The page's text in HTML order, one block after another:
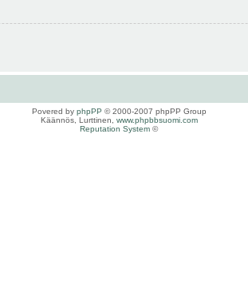
Povered by phpPP © 2000-2007 phpPP Group
Käännös, Lurttinen, www.phpbbsuomi.com
Reputation System ©